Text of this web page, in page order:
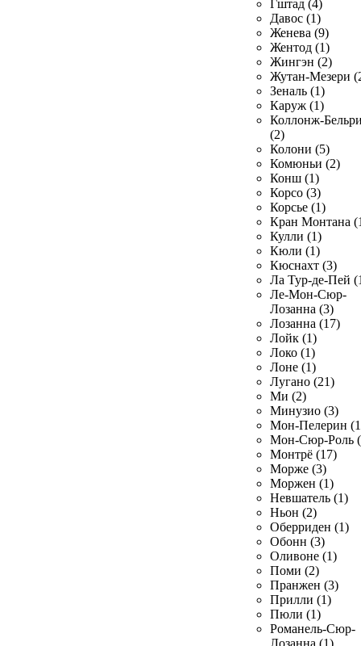
Гштад (4)
Давос (1)
Женева (9)
Жентод (1)
Жингэн (2)
Жутан-Мезери
Зеналь (1)
Каруж (1)
Коллонж-
(2)
Колони (5)
Комюньи (2)
Конш (1)
Корсо (3)
Корсье (1)
Кран Монтана
Кулли (1)
Кюли (1)
Кюснахт (3)
Ла Тур-де-Пей
Ле-Мон-Сюр-
Лозанна (3)
Лозанна (17)
Лойк (1)
Локо (1)
Лоне (1)
Лугано (21)
Ми (2)
Минузио (3)
Мон-Пелерин
Мон-Сюр-Роль
Монтрё (17)
Морже (3)
Моржен (1)
Невшатель (1)
Ньон (2)
Оберриден (1)
Обонн (3)
Оливоне (1)
Поми (2)
Пранжен (3)
Прилли (1)
Пюли (1)
Романель-Сюр-
Лозанна (1)